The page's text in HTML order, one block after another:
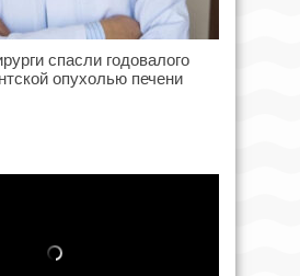
спасли годовалого
опухолью печени